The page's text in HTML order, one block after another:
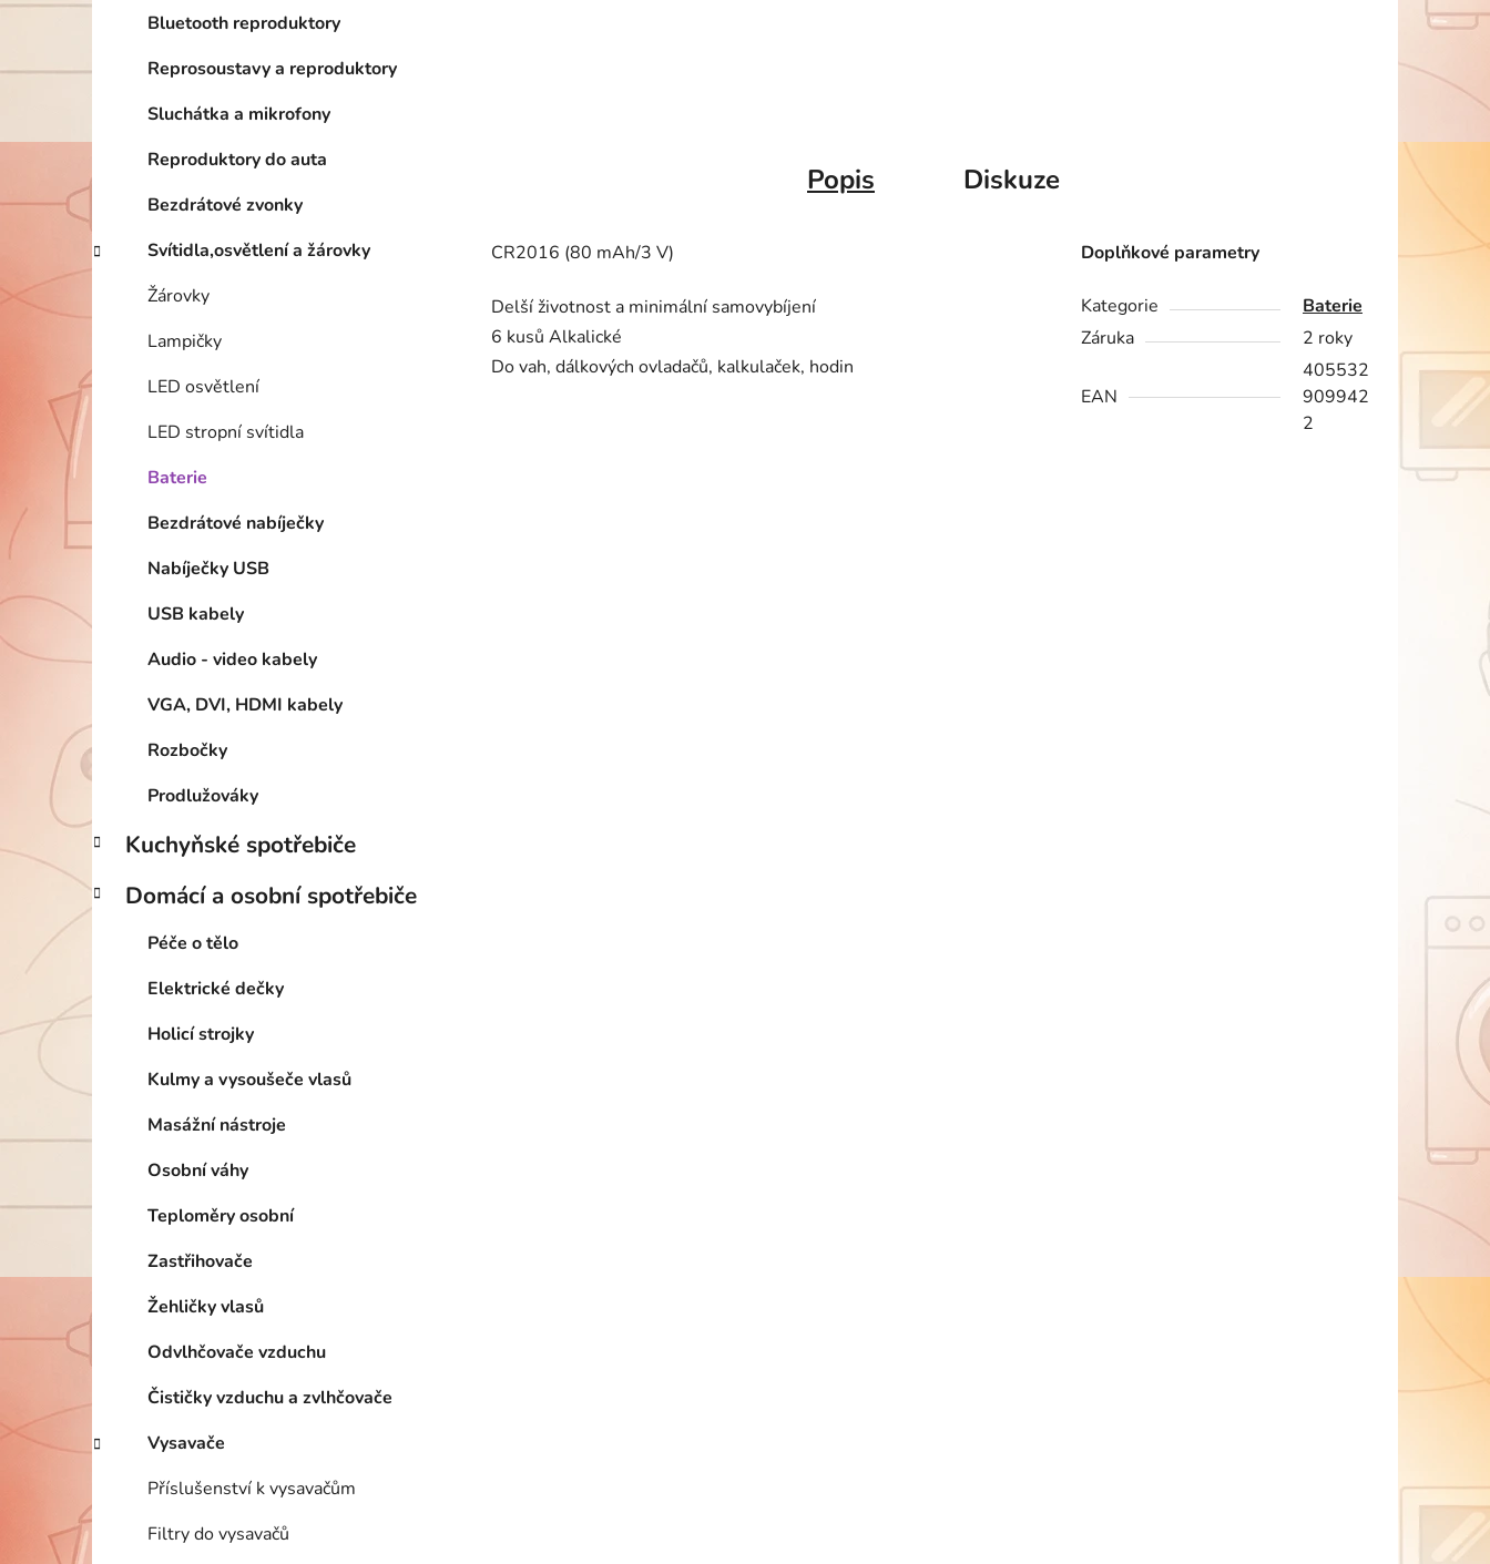
Bluetooth reproduktory
Reprosoustavy a reproduktory
Sluchátka a mikrofony
Reproduktory do auta
Bezdrátové zvonky
Svítidla,osvětlení a žárovky
Žárovky
Lampičky
LED osvětlení
LED stropní svítidla
Baterie
Bezdrátové nabíječky
Nabíječky USB
USB kabely
Audio - video kabely
VGA, DVI, HDMI kabely
Rozbočky
Prodlužováky
Kuchyňské spotřebiče
Domácí a osobní spotřebiče
Péče o tělo
Elektrické dečky
Holicí strojky
Kulmy a vysoušeče vlasů
Masážní nástroje
Osobní váhy
Teploměry osobní
Zastřihovače
Žehličky vlasů
Odvlhčovače vzduchu
Čističky vzduchu a zvlhčovače
Vysavače
Příslušenství k vysavačům
Filtry do vysavačů
Popis Diskuze
CR2016 (80 mAh/3 V)
Delší životnost a minimální samovybíjení
6 kusů Alkalické
Do vah, dálkových ovladačů, kalkulaček, hodin
Doplňkové parametry
Kategorie
Baterie
Záruka
2 roky
EAN
405532
909942
2